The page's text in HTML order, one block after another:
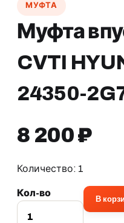
МУФТА
Муфта
CVTI
24350-
8 200 ₽
Количество: 1
Кол-во
В